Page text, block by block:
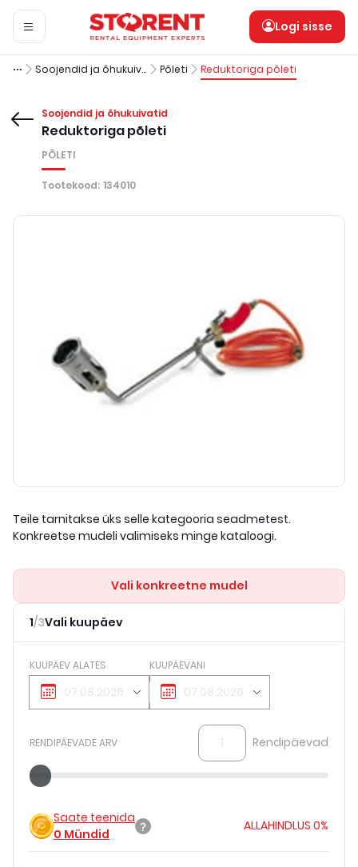
Logi sisse
Soojendid ja õhukuivatid Põleti Reduktoriga põleti
Soojendid ja õhukuivatid
Reduktoriga põleti
PÕLETI
Tootekood: 134010
Teile tarnitakse üks selle kategooria seadmetest.
Konkreetse mudeli valimiseks minge kataloogi.
Vali konkreetne mudel
1/3Vali kuupäev
KUUPÄEV ALATES KUUPÄEVANI
RENDIPÄEVADE ARV Rendipäevad
Saate teenida
0 Mündid
ALLAHINDLUS 0%